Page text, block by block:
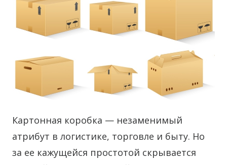
Картонная коробка — незаменимый
атрибут в логистике, торговле и быту. Но
за ее кажущейся простотой скрывается